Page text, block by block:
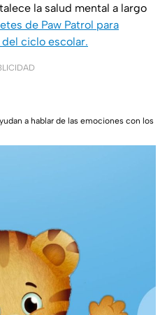
la salud mental a largo
de Paw Patrol para
ciclo escolar.
a hablar de las emociones con los